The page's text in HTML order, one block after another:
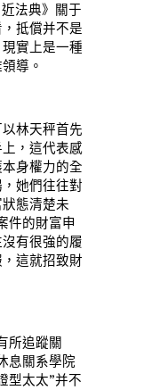
法典》關于
抵償并不是
實上是一種
導。
林天秤首先
，這代表感
身權力的全
她們往往對
態清楚未
件的財富申
有很強的履
這就招致財
所追蹤關
息關系學院
型太太”并不